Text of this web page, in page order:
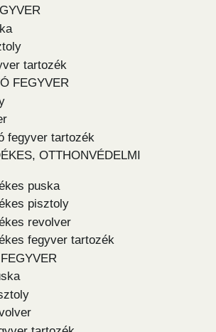
tartozék
FEGYVER
fegyver tartozék
OTTHONVÉDELMI
puska
pisztoly
revolver
fegyver tartozék